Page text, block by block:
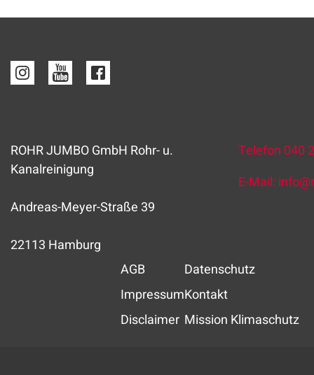
ROHR JUMBO GmbH Rohr- u.
Kanalreinigung
Andreas-Meyer-Straße 39
22113 Hamburg
Telefon 040
E-Mail: info@
AGB
Impressum
Disclaimer
Datenschutz
Kontakt
Mission Klimaschutz